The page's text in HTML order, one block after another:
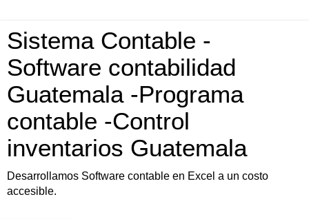
Sistema Contable -
Software contabilidad
Guatemala -Programa
contable -Control
inventarios Guatemala
Desarrollamos Software contable en Excel a un costo
accesible.